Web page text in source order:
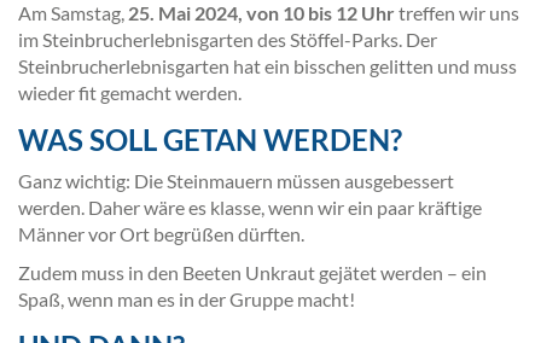
Am Samstag, 25. Mai 2024, von 10 bis 12 Uhrtreffen wir uns
im Steinbrucherlebnisgarten des Stöffel-Parks. Der
Steinbrucherlebnisgarten hat ein bisschen gelitten und muss
wieder fit gemacht werden.
WAS SOLL GETAN WERDEN?
Ganz wichtig: Die Steinmauern müssen ausgebessert
werden. Daher wäre es klasse, wenn wir ein paar kräftige
Männer vor Ort begrüßen dürften.
Zudem muss in den Beeten Unkraut gejätet werden – ein
Spaß, wenn man es in der Gruppe macht!